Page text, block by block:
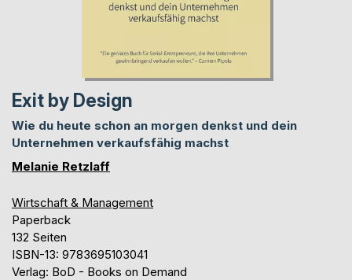
Exit by Design
Wie du heute schon an morgen denkst und dein
Unternehmen verkaufsfähig machst
Melanie Retzlaff
Wirtschaft & Management
Paperback
132 Seiten
ISBN-13: 9783695103041
Verlag: BoD - Books on Demand